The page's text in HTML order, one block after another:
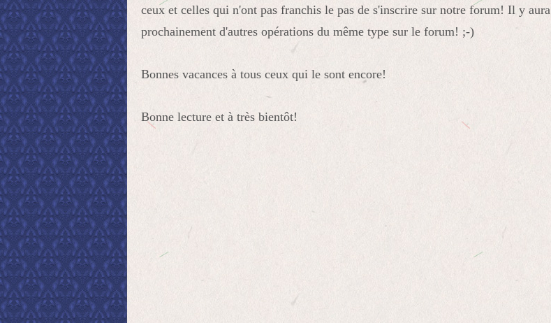
ceux et celles qui n'ont pas franchis le pas de s'inscrire sur notre forum! Il y aura
prochainement d'autres opérations du même type sur le forum! ;-)
Bonnes vacances à tous ceux qui le sont encore!
Bonne lecture et à très bientôt!